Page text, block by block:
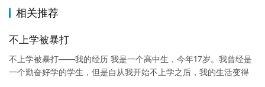
相关推荐
不上学被暴打
不上学被暴打——我的经历 我是一个高中生，今年17岁。我曾经是
一个勤奋好学的学生，但是自从我开始不上学之后，我的生活变得